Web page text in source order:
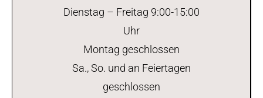
Dienstag – Freitag 9:00-15:00
Uhr
Montag geschlossen
Sa., So. und an Feiertagen
geschlossen